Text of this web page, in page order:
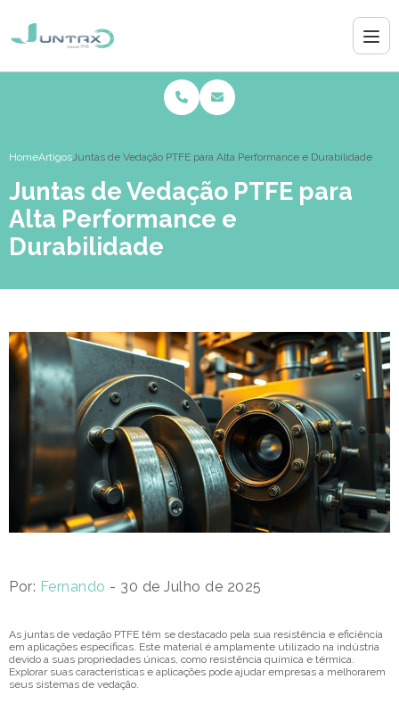
HomeArtigosJuntas de Vedação PTFE para Alta Performance e Durabilidade
Juntas de Vedação PTFE para
Alta Performance e
Durabilidade
Por: Fernando - 30 de Julho de 2025
As juntas de vedação PTFE têm se destacado pela sua resistência e eficiência
em aplicações específicas. Este material é amplamente utilizado na indústria
devido a suas propriedades únicas, como resistência química e térmica.
Explorar suas características e aplicações pode ajudar empresas a melhorarem
seus sistemas de vedação.